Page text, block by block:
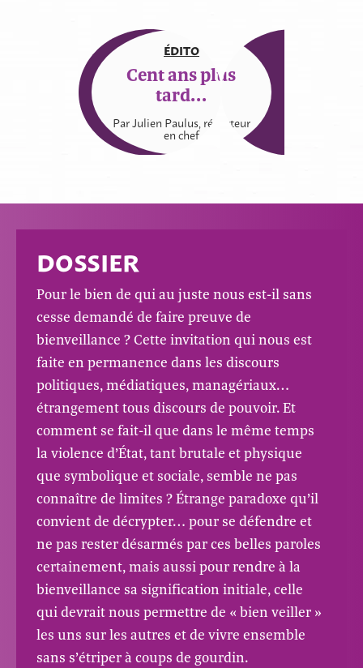
ÉDITO
Cent ans plus
tard…
Par Julien Paulus, rédacteur
en chef
DOSSIER
Pour le bien de qui au juste nous est-il sans
cesse demandé de faire preuve de
bienveillance ? Cette invitation qui nous est
faite en permanence dans les discours
politiques, médiatiques, managériaux…
étrangement tous discours de pouvoir. Et
comment se fait-il que dans le même temps
la violence d’État, tant brutale et physique
que symbolique et sociale, semble ne pas
connaître de limites ? Étrange paradoxe qu’il
convient de décrypter… pour se défendre et
ne pas rester désarmés par ces belles paroles
certainement, mais aussi pour rendre à la
bienveillance sa signification initiale, celle
qui devrait nous permettre de « bien veiller »
les uns sur les autres et de vivre ensemble
sans s’étriper à coups de gourdin.